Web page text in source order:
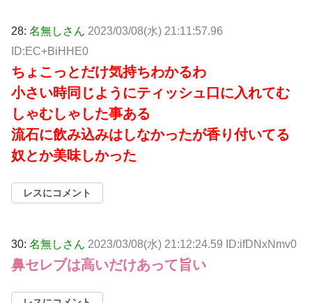
28: 名無しさん 2023/03/08(水) 21:11:57.96
ID:EC+BiHHE0
ちょこっとだけ気持ちわかるわ
小さい時同じようにティッシュ口に入れてむ
しゃむしゃした事ある
流石に飲み込みはしなかったが香り付いてる
奴とか美味しかった
レスにコメント
30: 名無しさん 2023/03/08(水) 21:12:24.59 ID:ifDNxNmv0
鼻セレブは高いだけあって旨い